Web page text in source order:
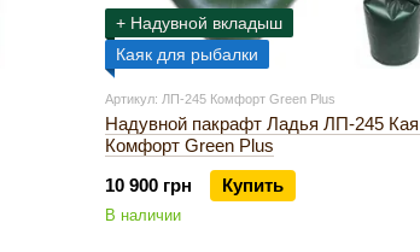
+ Надувной вкладыш
Каяк для рыбалки
Артикул: ЛП-245 Комфорт Green Plus
Надувной пакрафт Ладья ЛП-245
Комфорт Green Plus
10 900 грн
Купить
В наличии